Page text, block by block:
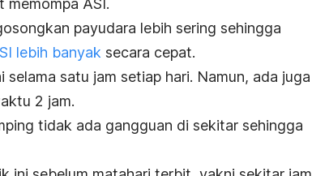
payudara lebih sering sehingga
lebih banyak secara cepat.
satu jam setiap hari. Namun, ada juga
2 jam.
tidak ada gangguan di sekitar sehingga